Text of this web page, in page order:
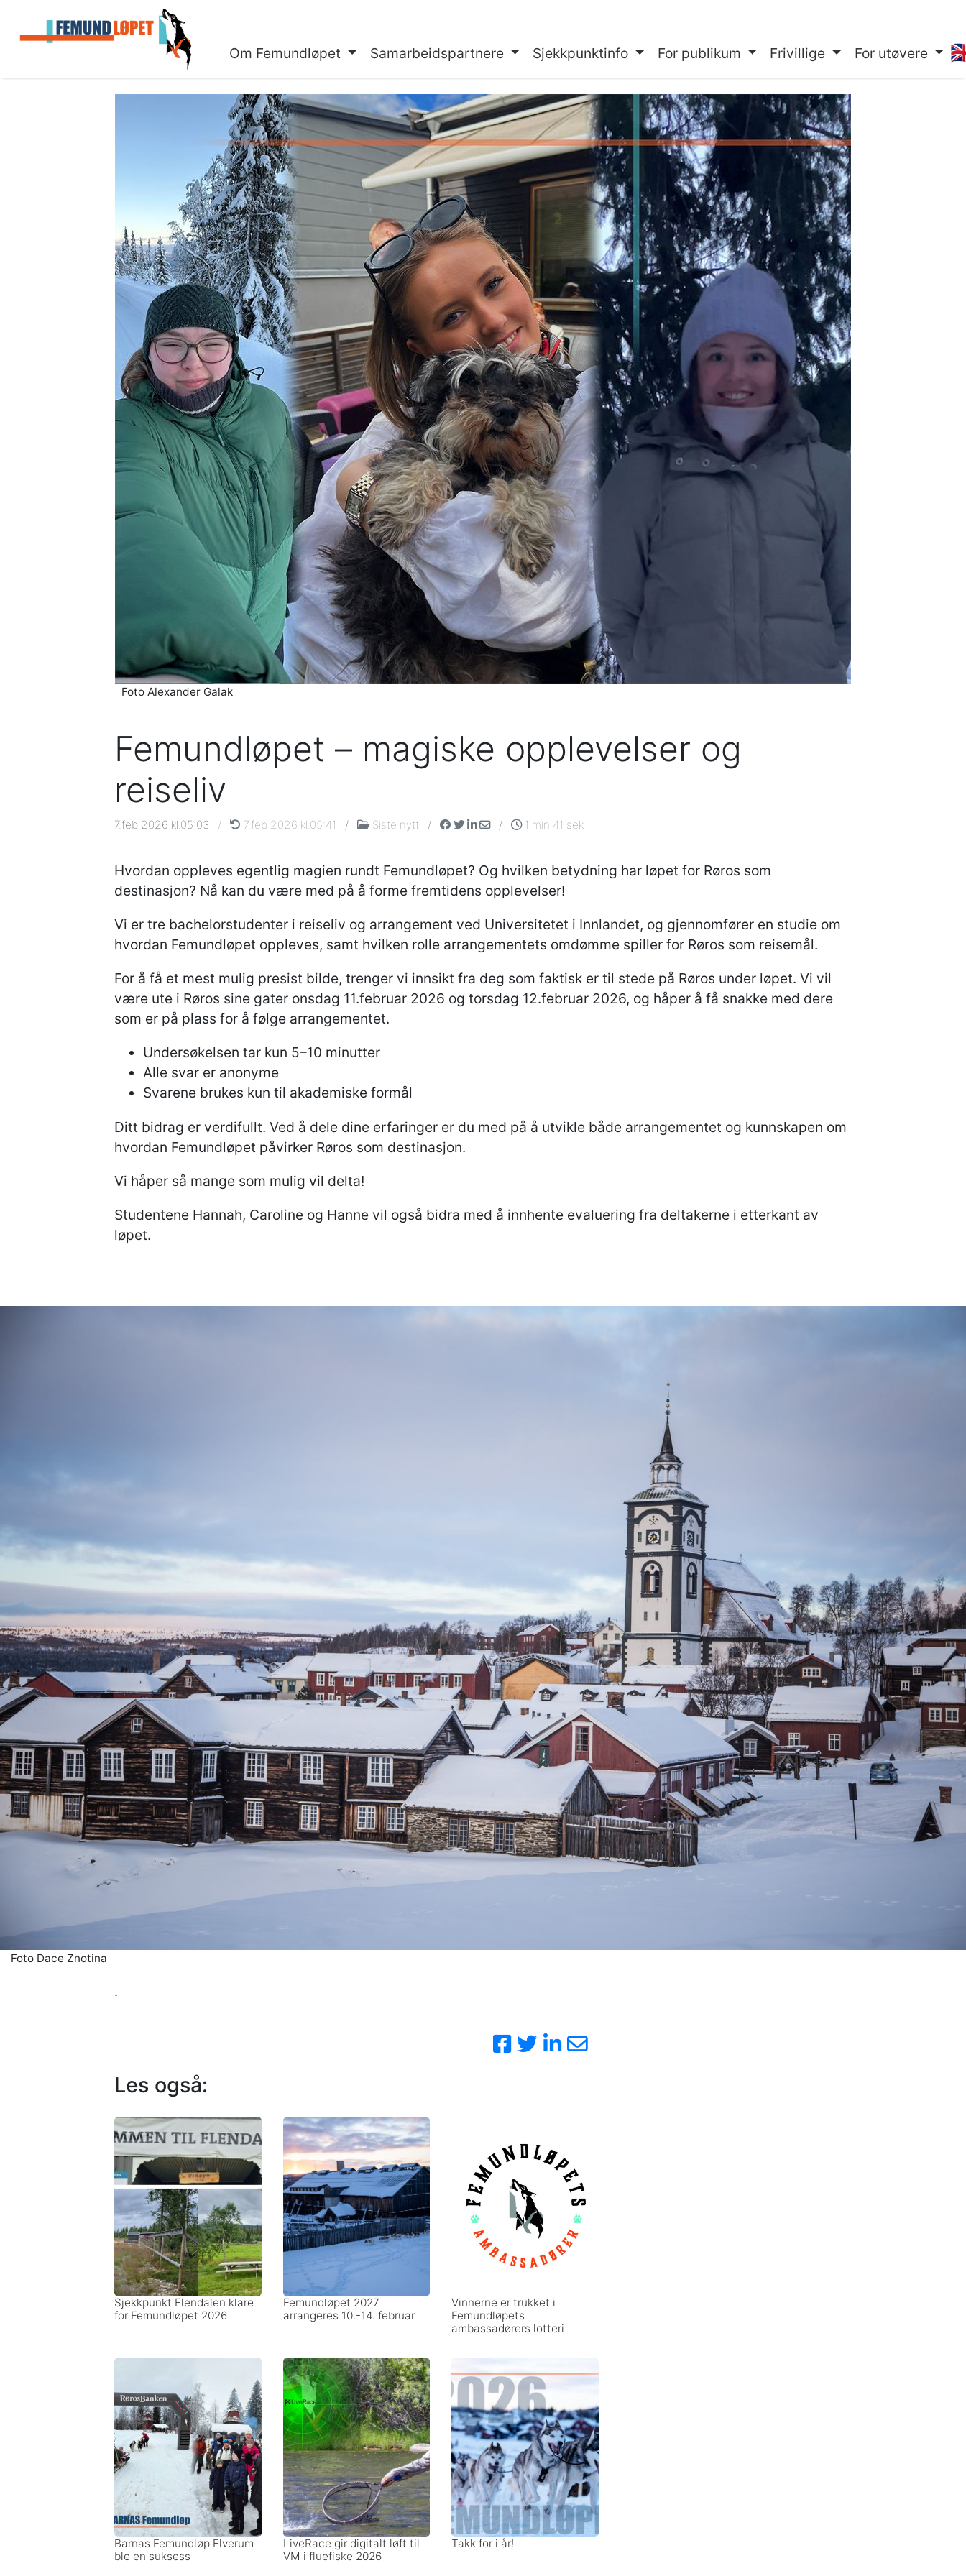
Om Femundløpet Samarbeidspartnere Sjekkpunktinfo For publikum Frivillige For utøvere
Foto Alexander Galak
Femundløpet – magiske opplevelser og
reiseliv
7.feb 2026 kl.05:03 / 7.feb 2026 kl.05:41 / Siste nytt / / 1 min 41 sek
Hvordan oppleves egentlig magien rundt Femundløpet? Og hvilken betydning har løpet for Røros som
destinasjon? Nå kan du være med på å forme fremtidens opplevelser!
Vi er tre bachelorstudenter i reiseliv og arrangement ved Universitetet i Innlandet, og gjennomfører en studie om
hvordan Femundløpet oppleves, samt hvilken rolle arrangementets omdømme spiller for Røros som reisemål.
For å få et mest mulig presist bilde, trenger vi innsikt fra deg som faktisk er til stede på Røros under løpet. Vi vil
være ute i Røros sine gater onsdag 11.februar 2026 og torsdag 12.februar 2026, og håper å få snakke med dere
som er på plass for å følge arrangementet.
Undersøkelsen tar kun 5–10 minutter
Alle svar er anonyme
Svarene brukes kun til akademiske formål
Ditt bidrag er verdifullt. Ved å dele dine erfaringer er du med på å utvikle både arrangementet og kunnskapen om
hvordan Femundløpet påvirker Røros som destinasjon.
Vi håper så mange som mulig vil delta!
Studentene Hannah, Caroline og Hanne vil også bidra med å innhente evaluering fra deltakerne i etterkant av
løpet.
Foto Dace Znotina
.
Les også:
Sjekkpunkt Flendalen klare
for Femundløpet 2026
Femundløpet 2027
arrangeres 10.-14. februar
Vinnerne er trukket i
Femundløpets
ambassadørers lotteri
Barnas Femundløp Elverum
ble en suksess
LiveRace gir digitalt løft til
VM i fluefiske 2026
Takk for i år!